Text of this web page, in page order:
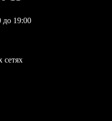
до 19:00
сетях